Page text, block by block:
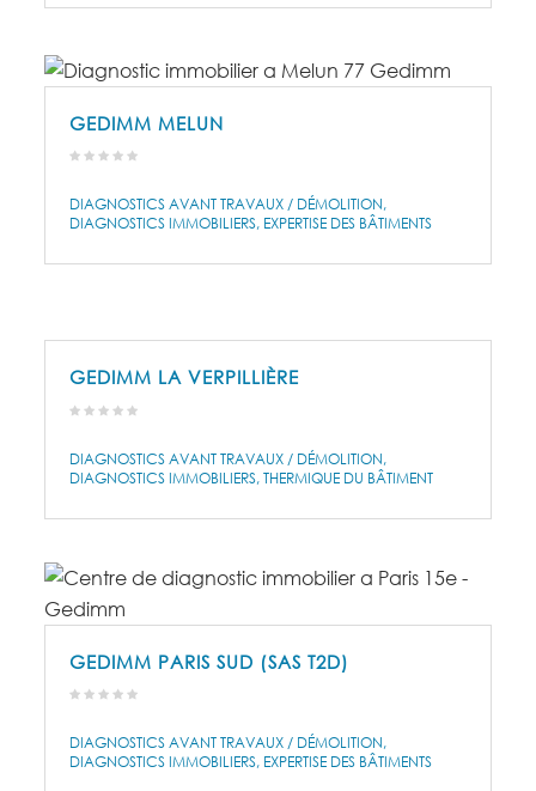
GEDIMM MELUN
DIAGNOSTICS AVANT TRAVAUX / DÉMOLITION
DIAGNOSTICS IMMOBILIERS EXPERTISE DES BÂTIMENTS
GEDIMM LA VERPILLIÈRE
DIAGNOSTICS AVANT TRAVAUX / DÉMOLITION
DIAGNOSTICS IMMOBILIERS THERMIQUE DU BÂTIMENT
GEDIMM PARIS SUD (SAS T2D)
DIAGNOSTICS AVANT TRAVAUX / DÉMOLITION
DIAGNOSTICS IMMOBILIERS EXPERTISE DES BÂTIMENTS